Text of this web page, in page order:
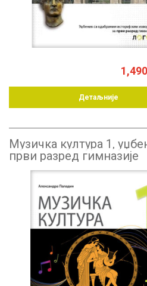
Детаљније
Музичка култура 1,
први разред гимназије